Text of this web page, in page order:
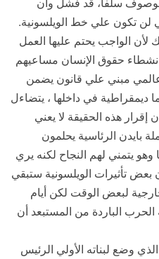
لن تكون علي خط الويلسونية.
الواجب يحتم عليها العمل
حقوق الإنسان مساعيهم
عالمي مبني علي قانون يضمن
ديمقراطية في داخلها ، يتضاءل
إقرار هذه الحقيقة لا يعني
بايدن الرئاسية يحلمون
يتمني لهم النجاح لكنه يري
بعض تأثيرات الويلسونية ستبقي
لبعض الوقت لكن أيام
الباردة من المستبعد أن
وضع لبناته الأولي الرئيس